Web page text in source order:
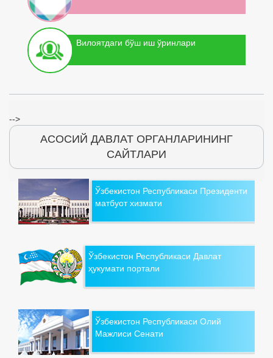
Вилоятдаги бўш иш ўринлари
-->
АСОСИЙ ДАВЛАТ ОРГАНЛАРИНИНГ
САЙТЛАРИ
Ўзбекистон Республикаси Президенти
матбуот хизмати
Ўзбекистон Республикаси Давлат
ҳукумати портали
Ўзбекистон Республикаси Олий
Мажлиси Сенати